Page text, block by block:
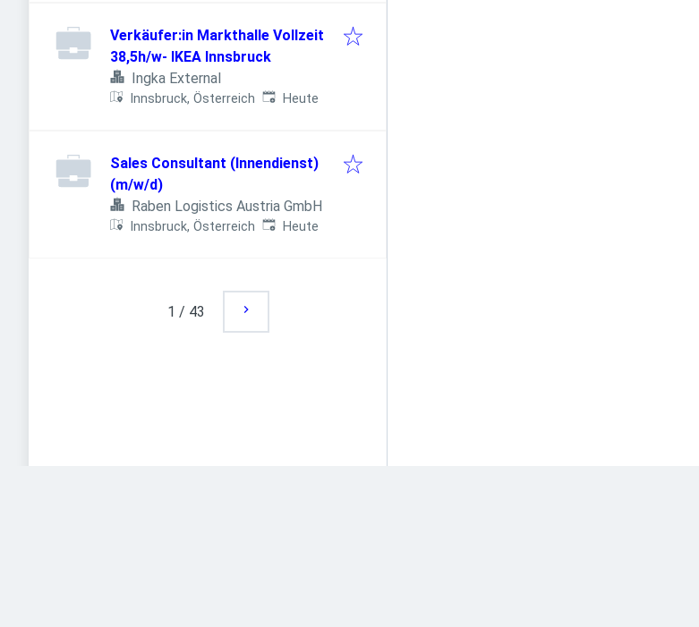
Verkäufer:in Markthalle Vollzeit
38,5h/w- IKEA Innsbruck
Ingka External
Innsbruck, Österreich Veröffentlicht
Heute
Sales Consultant (Innendienst)
(m/w/d)
Raben Logistics Austria GmbH
Innsbruck, Österreich Veröffentlicht
Heute
1 / 43